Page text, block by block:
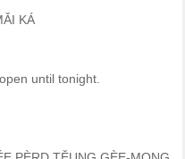
KÁ
until tonight.